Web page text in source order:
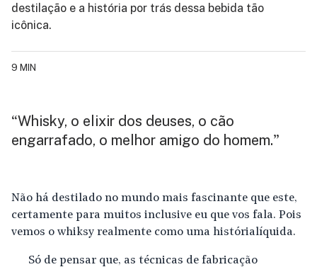
destilação e a história por trás dessa bebida tão
icônica.
9 MIN
“Whisky, o elixir dos deuses, o cão
engarrafado, o melhor amigo do homem.”
Não há destilado no mundo mais fascinante que este,
certamente para muitos inclusive eu que vos fala. Pois
vemos o whiksy realmente como uma história líquida.
Só de pensar que, as técnicas de fabricação